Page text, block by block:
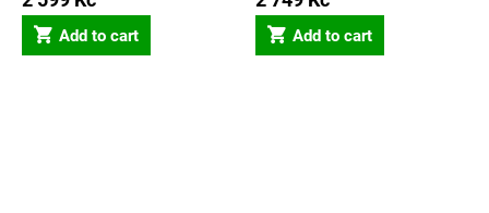
Add to cart Add to cart